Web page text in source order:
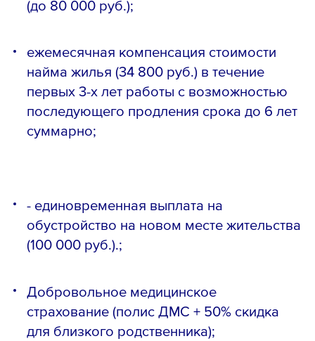
(до 80 000 руб.);
ежемесячная компенсация стоимости
найма жилья (34 800 руб.) в течение
первых 3-х лет работы с возможностью
последующего продления срока до 6 лет
суммарно;
- единовременная выплата на
обустройство на новом месте жительства
(100 000 руб.).;
Добровольное медицинское
страхование (полис ДМС + 50% скидка
для близкого родственника);